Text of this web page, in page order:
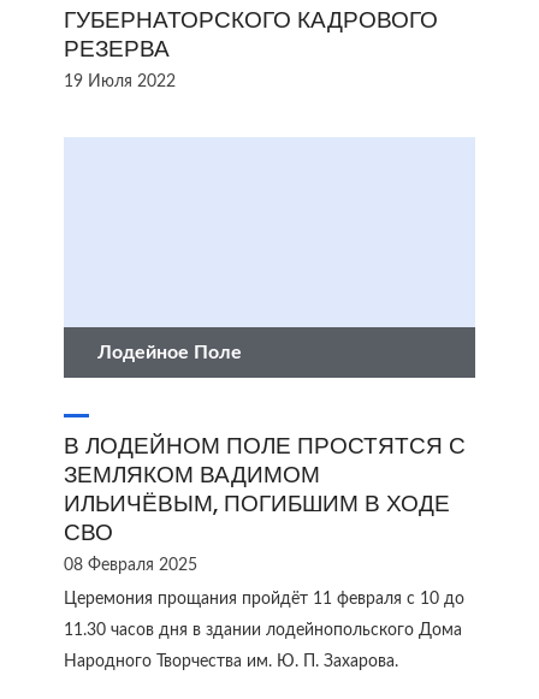
ГУБЕРНАТОРСКОГО КАДРОВОГО
РЕЗЕРВА
19 Июля 2022
Лодейное Поле
В ЛОДЕЙНОМ ПОЛЕ ПРОСТЯТСЯ С
ЗЕМЛЯКОМ ВАДИМОМ
ИЛЬИЧЁВЫМ, ПОГИБШИМ В ХОДЕ
СВО
08 Февраля 2025
Церемония прощания пройдёт 11 февраля с 10 до
11.30 часов дня в здании лодейнопольского Дома
Народного Творчества им. Ю. П. Захарова.